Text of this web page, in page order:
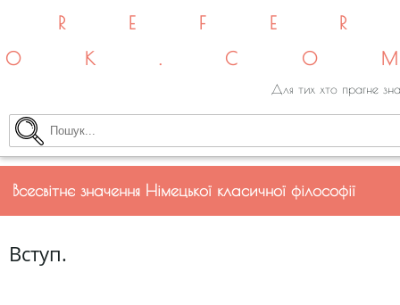
Для тих хто прагне
Всесвітнє значення Німецької класичної філософії
Вступ.